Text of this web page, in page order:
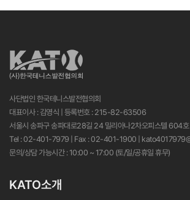
사단법인 한국테니스발전협의회
대표이사 : 김영식 | 등록번호 : 215-82-63506
서울시 송파구 송파대로28길 24 밀리아나2차오피스텔 604호
Tel : 02-401-7979 | Fax : 02-401-1900 |
문의/상담 가능시간 : 10:00 ~ 17:00 (토/일/공휴일 휴무)
KATO소개